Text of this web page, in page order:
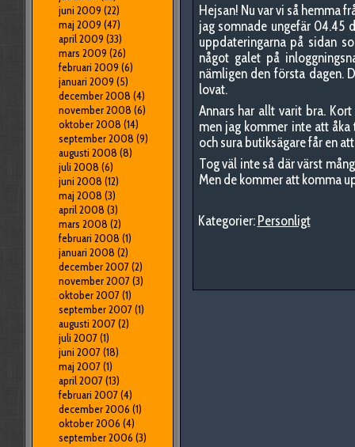
juni 2009 (22)
maj 2009 (47)
april 2009 (33)
mars 2009 (26)
februari 2009 (6)
januari 2009 (5)
december 2008 (4)
november 2008 (6)
oktober 2008 (14)
september 2008 (9)
augusti 2008 (8)
juli 2008 (6)
juni 2008 (12)
maj 2008 (3)
april 2008 (3)
mars 2008 (2)
februari 2008 (1)
januari 2008 (2)
december 2007(2)
november 2007(3)
oktober 2007(1)
september 2007(1)
augusti 2007(2)
juli 2007(1)
juni 2007(18)
maj 2007(1)
april 2007(13)
februari 2007(4)
december 2006 (1)
oktober 2006 (4)
september 2006 (3)
Hejsan! Nu var vi så hemma
jag somnade ungefär 04.45
uppdateringarna på sidan
något galet på
nämligen den första dagen.
lovat.
Annars har allt varit bra.
men jag kommer inte att
och sura butiksägare får en
Tog väl inte så där värst
Men de kommer att komma
Kategorier:Personligt